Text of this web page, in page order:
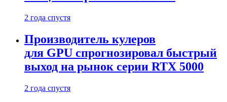
2 года спустя
Производитель кулеров
для GPU спрогнозировал быстрый
выход на рынок серии RTX 5000
2 года спустя